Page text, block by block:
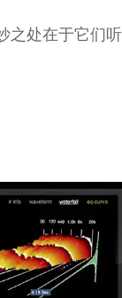
处在于它们